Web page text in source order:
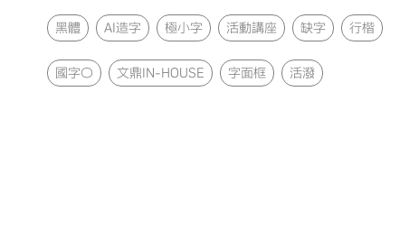
黑體 AI造字 極小字 活動講座 缺字 行楷
國字〇 文鼎IN-HOUSE 字面框 活潑